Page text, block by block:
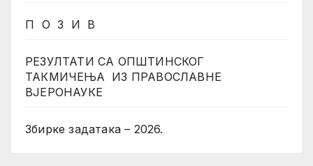
П О З И В
РЕЗУЛТАТИ СА ОПШТИНСКОГ
ТАКМИЧЕЊА ИЗ ПРАВОСЛАВНЕ
ВЈЕРОНАУКЕ
Збирке задатака – 2026.